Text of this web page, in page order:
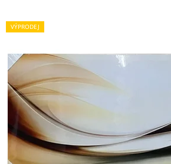
VÝPRODEJ